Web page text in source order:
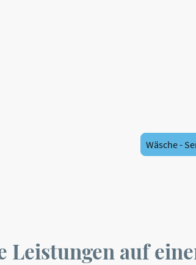
Wäsche -
Leistungen auf